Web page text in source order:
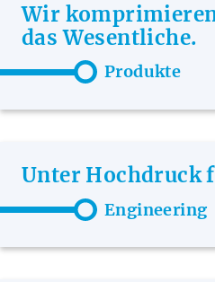
Wir
das Wesentliche.
Produkte
Unter Hochdruck
Engineering